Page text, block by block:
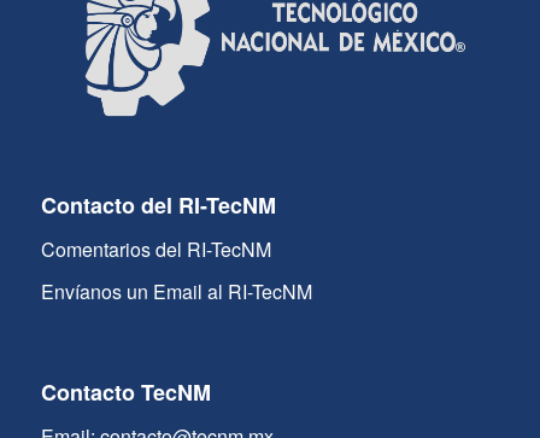
Contacto del RI-TecNM
Comentarios del RI-TecNM
Envíanos un Email al RI-TecNM
Contacto TecNM